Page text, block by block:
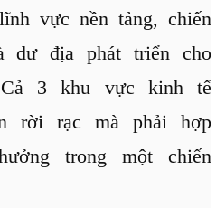
vực nền tảng, chiến
dư địa phát triển cho
3 khu vực kinh tế
rời rạc mà phải hợp
trong một chiến